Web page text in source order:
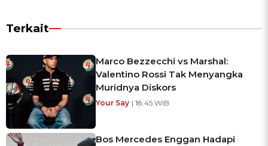
Terkait
Marco Bezzecchi vs Marshal:
Valentino Rossi Tak Menyangka
Muridnya Diskors
Your Say | 18:45 WIB
Bos Mercedes Enggan Hadapi